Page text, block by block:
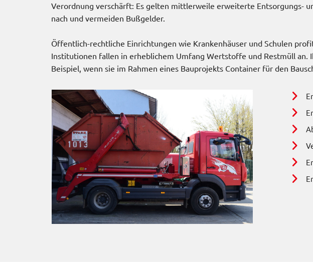
Verordnung verschärft: Es gelten mittlerweile erweiterte Entsorgungs-
nach und vermeiden Bußgelder.
Öffentlich-rechtliche Einrichtungen wie Krankenhäuser und Schulen
Institutionen fallen in erheblichem Umfang Wertstoffe und Restmüll
Beispiel, wenn sie im Rahmen eines Bauprojekts Container für den